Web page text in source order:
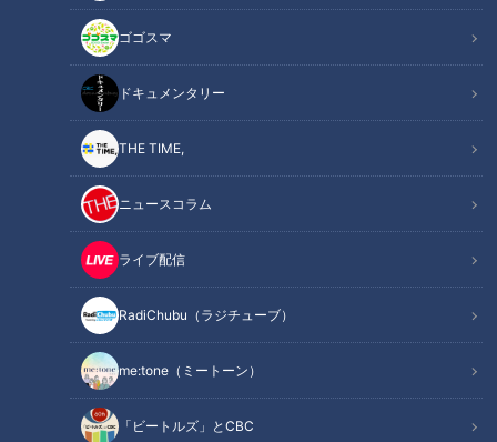
ゴゴスマ
ドキュメンタリー
THE TIME,
ニュースコラム
ライブ配信
RadiChubu（ラジチューブ）
me:tone（ミートーン）
「ビートルズ」とCBC
CBCテレビ『チャント！』全力！お助けちゃん
毎週月～金曜日の夕方にCBCテレビで放送している情報番組
【チャント！】。
毎週水曜日の人気コーナー『全力！お助けちゃん』では毎回、
何事にも全力で取り組むBOYS AND MENの平松賢人が皆さん
のお悩みをサポートしています。
今回は、故郷の宮崎県を離れ、昨春名古屋大学に入学したSく
ん（19）からのご依頼です。